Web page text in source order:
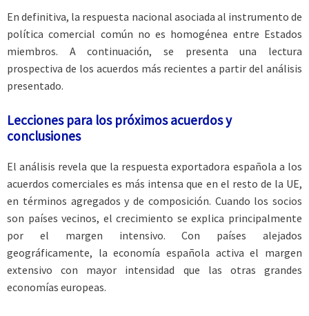
En definitiva, la respuesta nacional asociada al instrumento de
política comercial común no es homogénea entre Estados
miembros. A continuación, se presenta una lectura
prospectiva de los acuerdos más recientes a partir del análisis
presentado.
Lecciones para los próximos acuerdos y
conclusiones
El análisis revela que la respuesta exportadora española a los
acuerdos comerciales es más intensa que en el resto de la UE,
en términos agregados y de composición. Cuando los socios
son países vecinos, el crecimiento se explica principalmente
por el margen intensivo. Con países alejados
geográficamente, la economía española activa el margen
extensivo con mayor intensidad que las otras grandes
economías europeas.